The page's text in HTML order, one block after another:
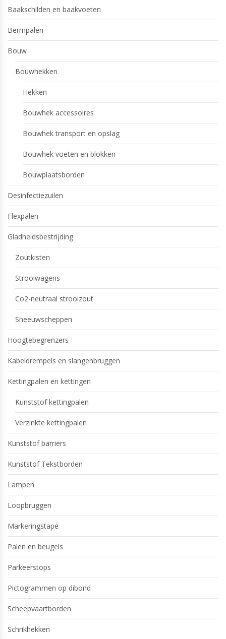
Baakschilden en baakvoeten
Bermpalen
Bouw
Bouwhekken
Hekken
Bouwhek accessoires
Bouwhek transport en opslag
Bouwhek voeten en blokken
Bouwplaatsborden
Desinfectiezuilen
Flexpalen
Gladheidsbestrijding
Zoutkisten
Strooiwagens
Co2-neutraal strooizout
Sneeuwscheppen
Hoogtebegrenzers
Kabeldrempels en slangenbruggen
Kettingpalen en kettingen
Kunststof kettingpalen
Verzinkte kettingpalen
Kunststof barriers
Kunststof Tekstborden
Lampen
Loopbruggen
Markeringstape
Palen en beugels
Parkeerstops
Pictogrammen op dibond
Scheepvaartborden
Schrikhekken